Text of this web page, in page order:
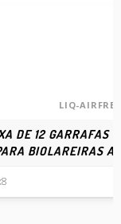
LIQ-
DE 12 GARRAFAS
BIOLAREIRAS